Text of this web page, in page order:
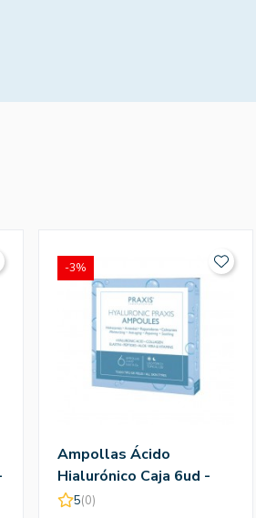
Ampollas Ácido
Hialurónico Caja 6ud -
Praxis
5(0)
-3%